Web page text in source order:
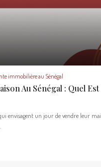
immobilière au Sénégal
Au Sénégal : Quel
envisagent un jour de vendre leur